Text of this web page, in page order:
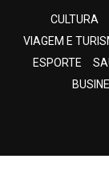
CULTURA
VIAGEM E
ESPORTE